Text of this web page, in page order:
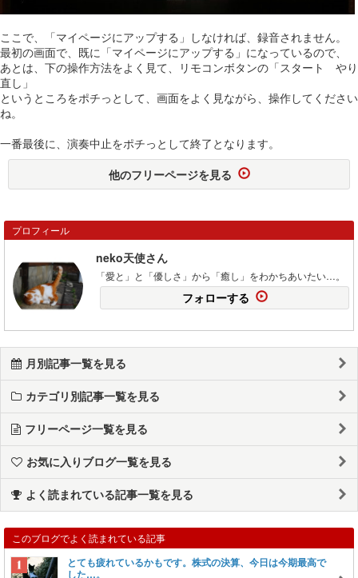
ここで、「マイページにアップする」しなければ、録音されません。
最初の画面で、既に「マイページにアップする」になっているので、
あとは、下の操作方法をよく見て、リモコンボタンの「スタート やり
直し」
というところをポチっとして、画面をよく見ながら、操作してください
ね。
一番最後に、演奏中止をポチっとして終了となります。
他のフリーページを見る
プロフィール
neko天使さん
「愛と」と「優しさ」から「癒し」をわかちあいたい…。
フォローする
月別記事一覧を見る
カテゴリ別記事一覧を見る
フリーページ一覧を見る
お気に入りブログ一覧を見る
よく読まれている記事一覧を見る
このブログでよく読まれている記事
とても疲れているかもです。株式の決算、今日は今期最高で
した…。